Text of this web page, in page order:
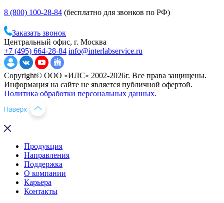
8 (800) 100-28-84 (бесплатно для звонков по РФ)
Заказать звонок
Центральный офис, г. Москва
+7 (495) 664-28-84 info@interlabservice.ru
Copyright© ООО «ИЛС» 2002-2026г. Все права защищены.
Информация на сайте не является публичной офертой.
Политика обработки персональных данных.
Продукция
Направления
Поддержка
О компании
Карьера
Контакты